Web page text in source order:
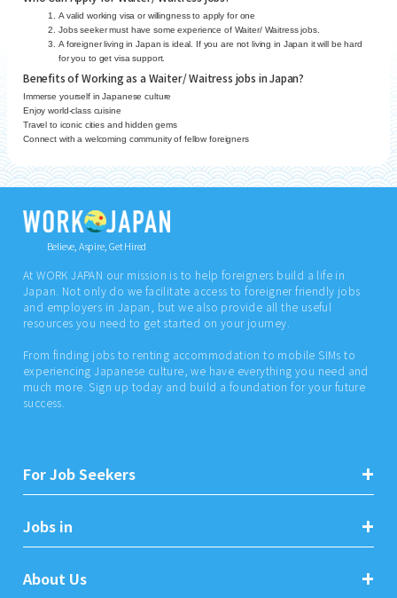
A valid working visa or willingness to apply for one
Jobs seeker must have some experience of Waiter/ Waitress jobs.
A foreigner living in Japan is ideal. If you are not living in Japan it will be hard
for you to get visa support.
Benefits of Working as a Waiter/ Waitress jobs in Japan?
Immerse yourself in Japanese culture
Enjoy world-class cuisine
Travel to iconic cities and hidden gems
Connect with a welcoming community of fellow foreigners
Believe, Aspire, Get Hired
At WORK JAPAN our mission is to help foreigners build a life in
Japan. Not only do we facilitate access to foreigner friendly jobs
and employers in Japan, but we also provide all the useful
resources you need to get started on your journey.
From finding jobs to renting accommodation to mobile SIMs to
experiencing Japanese culture, we have everything you need and
much more. Sign up today and build a foundation for your future
success.
For Job Seekers
Jobs in
About Us